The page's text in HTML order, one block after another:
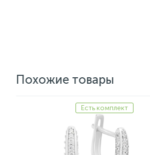
Похожие товары
Есть комплект